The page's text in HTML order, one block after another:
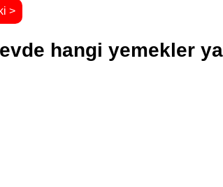
>
evde hangi yemekler